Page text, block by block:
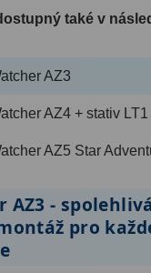
také v
AZ3
AZ4 + stativ LT1
AZ5 Star
AZ3 - spolehlivá
pro